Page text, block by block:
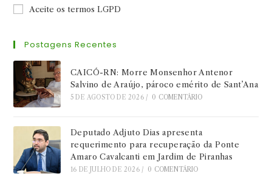
Aceite os termos LGPD
Postagens Recentes
CAICÓ-RN: Morre Monsenhor Antenor
Salvino de Araújo, pároco emérito de Sant’Ana
5 DE AGOSTO DE 2026 / 0 COMENTÁRIO
Deputado Adjuto Dias apresenta
requerimento para recuperação da Ponte
Amaro Cavalcanti em Jardim de Piranhas
16 DE JULHO DE 2026 / 0 COMENTÁRIO